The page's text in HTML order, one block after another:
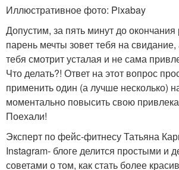
Иллюстративное фото: Pixabay
Допустим, за пять минут до окончания
парень мечты зовет тебя на свидание,
тебя смотрит усталая и не сама
Что делать?! Ответ на этот вопрос
применить один (а лучше несколько)
моментально повысить свою
Поехали!
Эксперт по фейс-фитнесу Татьяна
Instagram- блоге делится простыми и
советами о том, как стать более